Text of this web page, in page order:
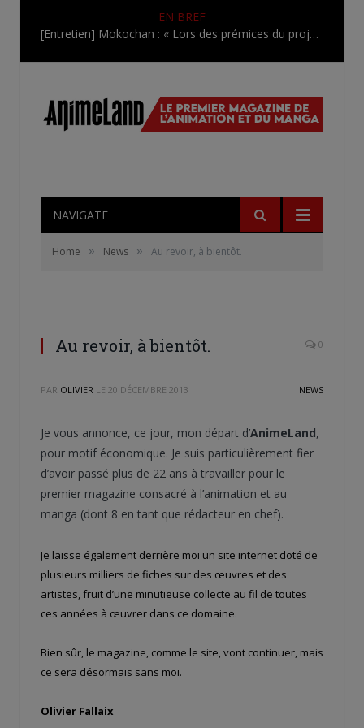
EN BREF
[Entretien] Mokochan : « Lors des prémices du projet, il était déjà demandé de suivre au mieux le manga originel.»
NAVIGATE
Home » News » Au revoir, à bientôt.
Au revoir, à bientôt. 0
PAR OLIVIER LE 20 DÉCEMBRE 2013 NEWS
Je vous annonce, ce jour, mon départ d’AnimeLand,
pour motif économique. Je suis particulièrement fier
d’avoir passé plus de 22 ans à travailler pour le
premier magazine consacré à l’animation et au
manga (dont 8 en tant que rédacteur en chef).
Je laisse également derrière moi un site internet doté de
plusieurs milliers de fiches sur des œuvres et des
artistes, fruit d’une minutieuse collecte au fil de toutes
ces années à œuvrer dans ce domaine.
Bien sûr, le magazine, comme le site, vont continuer, mais
ce sera désormais sans moi.
Olivier Fallaix